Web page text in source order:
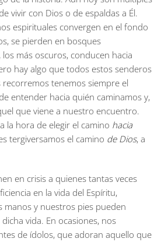
vivir con Dios o de espaldas a Él.
espirituales convergen en el fondo
se pierden en bosques
más oscuros, conducen hacia
hay algo que todos estos senderos
tenemos siempre el
entender hacia quién caminamos y,
que viene a nuestro encuentro.
la hora de elegir el camino hacia
tergiversamos el camino de Dios, a
en crisis a quienes tantas veces
en la vida del Espíritu,
manos y nuestros pies pueden
vida. En ocasiones, nos
de ídolos, que adoran aquello que